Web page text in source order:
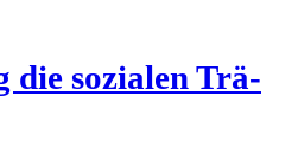
die sozia­len Trä­